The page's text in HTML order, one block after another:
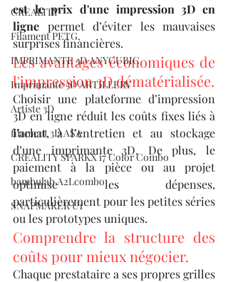
CREALITY
Filament PETG,
IMPRIMANTE 3D ANYCUBIC
Imprimante 3D ARTILLERY
Artiste 3D
filament 3D ASA
CREALITY SPARKX i7 Color Combo
bambulab A2Lcombo
SNAPMAKER U1
est le prix d'une impression 3D en
ligne permet d’éviter les mauvaises
surprises financières.
Les avantages économiques de
l'impression 3D dématérialisée.
Choisir une plateforme d’impression
3D en ligne réduit les coûts fixes liés à
l’achat, à l’entretien et au stockage
d’une imprimante 3D. De plus, le
paiement à la pièce ou au projet
optimise les dépenses,
particulièrement pour les petites séries
ou les prototypes uniques.
Comprendre la structure des
coûts pour mieux négocier.
Chaque prestataire a ses propres grilles